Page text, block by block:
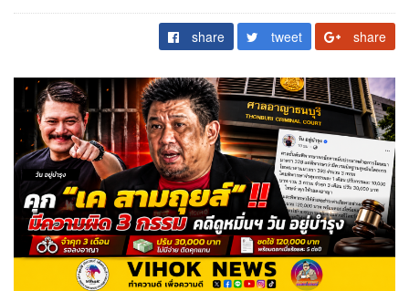
share tweet share